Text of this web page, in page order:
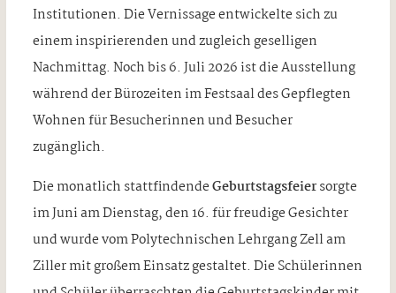
Institutionen. Die Vernissage entwickelte sich zu
einem inspirierenden und zugleich geselligen
Nachmittag. Noch bis 6. Juli 2026 ist die Ausstellung
während der Bürozeiten im Festsaal des Gepflegten
Wohnen für Besucherinnen und Besucher
zugänglich.
Die monatlich stattfindendeGeburtstagsfeiersorgte
im Juni am Dienstag, den 16. für freudige Gesichter
und wurde vom Polytechnischen Lehrgang Zell am
Ziller mit großem Einsatz gestaltet. Die Schülerinnen